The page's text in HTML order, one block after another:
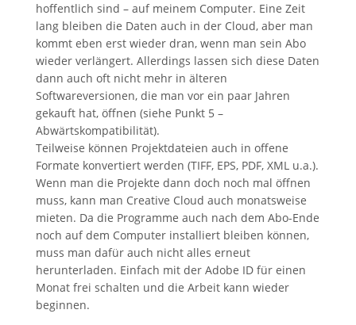
hoffentlich sind – auf meinem Computer. Eine Zeit
lang bleiben die Daten auch in der Cloud, aber man
kommt eben erst wieder dran, wenn man sein Abo
wieder verlängert. Allerdings lassen sich diese Daten
dann auch oft nicht mehr in älteren
Softwareversionen, die man vor ein paar Jahren
gekauft hat, öffnen (siehe Punkt 5 –
Abwärtskompatibilität).
Teilweise können Projektdateien auch in offene
Formate konvertiert werden (TIFF, EPS, PDF, XML u.a.).
Wenn man die Projekte dann doch noch mal öffnen
muss, kann man Creative Cloud auch monatsweise
mieten. Da die Programme auch nach dem Abo-Ende
noch auf dem Computer installiert bleiben können,
muss man dafür auch nicht alles erneut
herunterladen. Einfach mit der Adobe ID für einen
Monat frei schalten und die Arbeit kann wieder
beginnen.